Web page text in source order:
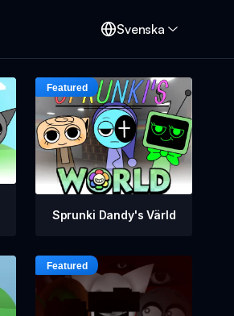
Svenska
Sprunki Dandy's Värld